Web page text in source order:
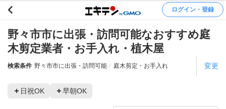
ログイン・登録
野々市市に出張・訪問可能なおすすめ庭
木剪定業者・お手入れ・植木屋
検索条件 野々市市に出張・訪問可能 庭木剪定・お手入れ 変更
日祝OK 早朝OK